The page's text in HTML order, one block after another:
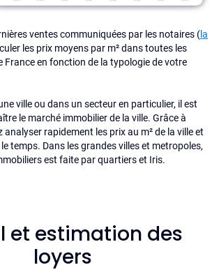
ventes communiquées par les notaires (la
les prix moyens par m² dans toutes les
France en fonction de la typologie de votre
ville ou dans un secteur en particulier, il est
le marché immobilier de la ville. Grâce à
analyser rapidement les prix au m² de la ville et
temps. Dans les grandes villes et metropoles,
est faite par quartiers et Iris.
et estimation des
loyers